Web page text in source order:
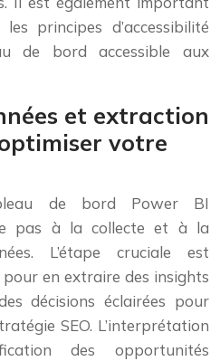
principes d’accessibilité
de bord accessible aux
et extraction
votre
de bord Power BI
pas à la collecte et à la
L’étape cruciale est
pour en extraire des insights
décisions éclairées pour
SEO. L’interprétation
des opportunités